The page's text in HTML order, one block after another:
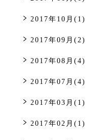
2017年10月(1)
2017年09月(2)
2017年08月(4)
2017年07月(4)
2017年03月(1)
2017年02月(1)